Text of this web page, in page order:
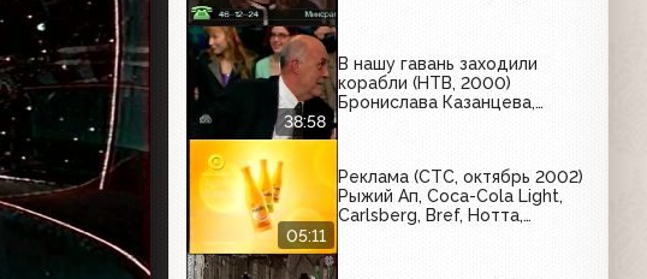
38:58
В нашу гавань заходили
корабли (НТВ, 2000)
Бронислава Казанцева,
05:11
Реклама (СТС, октябрь 2002)
Рыжий Ап, Coca-Cola Light,
Carlsberg, Bref, Нотта,